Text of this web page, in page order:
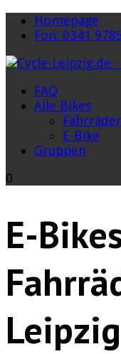
Homepage
Fon: 0341
FAQ
Alle Bikes
Fahrräder
E-Bike
Gruppen
0
E-